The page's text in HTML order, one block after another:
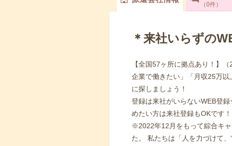
0件
＊来社いらずの
【全国57ヶ所に拠点あり！】
企業で働きたい」「月収25万
に探しましょう！
登録は来社がいらないWEB登
めたい方は来社登録もOKです！
※2022年12月をもって綜合キ
た。 私たちは「人を力づけて、